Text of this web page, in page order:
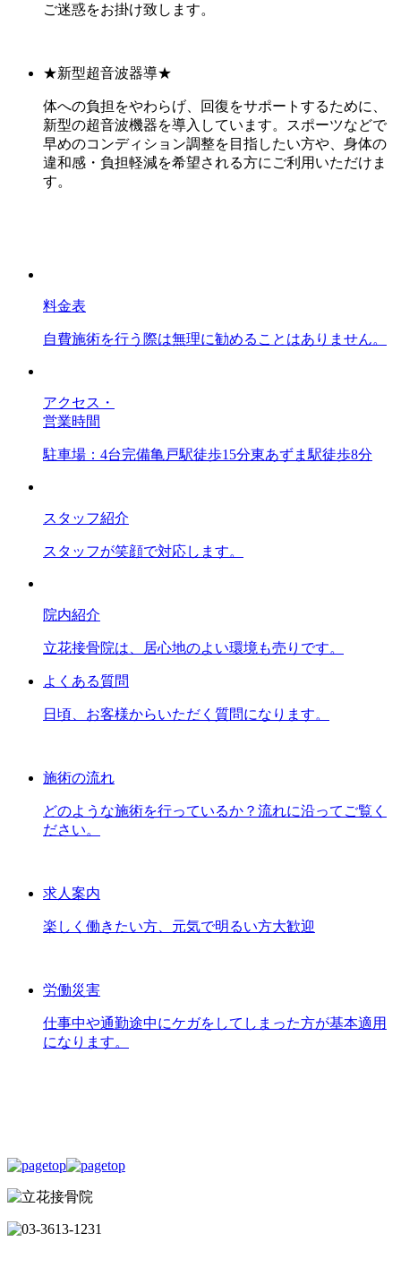
ご迷惑をお掛け致します。
★新型超音波器導★
体への負担をやわらげ、回復をサポートするために、
新型の超音波機器を導入しています。スポーツなどで
早めのコンディション調整を目指したい方や、身体の
違和感・負担軽減を希望される方にご利用いただけま
す。
料金表
自費施術を行う際は無理に勧めることはありません。
アクセス・
営業時間
駐車場：4台完備亀戸駅徒歩15分東あずま駅徒歩8分
スタッフ紹介
スタッフが笑顔で対応します。
院内紹介
立花接骨院は、居心地のよい環境も売りです。
よくある質問
日頃、お客様からいただく質問になります。
施術の流れ
どのような施術を行っているか？流れに沿ってご覧く
ださい。
求人案内
楽しく働きたい方、元気で明るい方大歓迎
労働災害
仕事中や通勤途中にケガをしてしまった方が基本適用
になります。